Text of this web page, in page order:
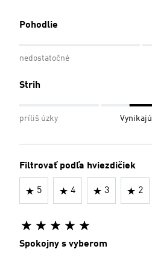
Pohodlie
nedostatočné
Strih
príliš úzky
Filtrovať podľa hviezdičiek
5 4 3 2
Spokojny s vyberom